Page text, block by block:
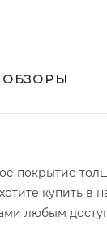
ОБЗОРЫ
покрытие
купить в
любым